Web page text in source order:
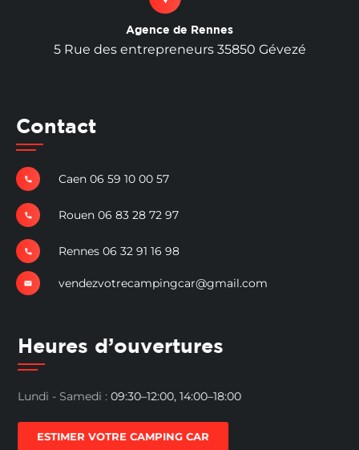
Agence de Rennes
5 Rue des entrepreneurs 35850 Gévezé
Contact
Caen 06 59 10 00 57
Rouen 06 83 28 72 97
Rennes 06 32 91 16 98
vendezvotrecampingcar@gmail.com
Heures d’ouvertures
Lundi - Samedi : 09:30–12:00, 14:00–18:00
ESTIMER VOTRE CAMPING CAR